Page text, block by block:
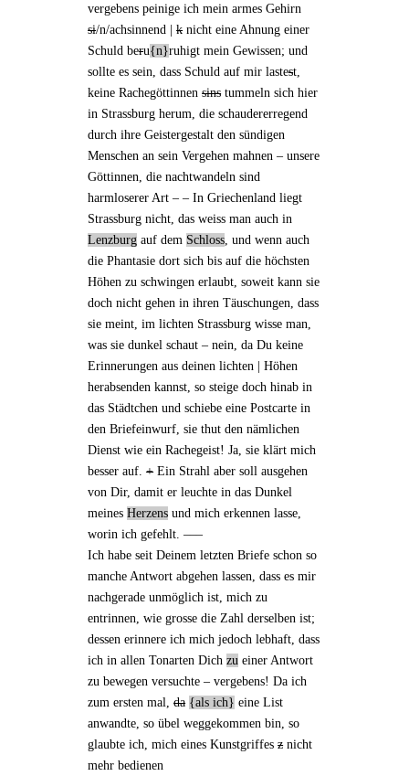
vergebens peinige ich mein armes Gehirn
si/n/achsinnend |knicht eine Ahnung einer
Schuld beru n ruhigt mein Gewissen; und
sollte es sein, dass Schuld auf mir lastest,
keineRachegöttinnen sinstummeln sich hier
in Strassburg herum, die schaudererregend
durch ihre Geistergestalt den sündigen
Menschen an sein Vergehen mahnen – unsere
Göttinnen, die nachtwandeln sind
harmloserer Art – – In Griechenland liegt
Strassburg nicht, das weiss man auch in
Lenzburg auf dem Schloss , und wenn auch
die Phantasie dort sich bis auf die höchsten
Höhen zu schwingen erlaubt, soweit kann sie
doch nicht gehen in ihren Täuschungen, dass
sie meint, im lichten Strassburg wisse man,
was sie dunkel schaut – nein, da Du keine
Erinnerungen ausdeinen lichten | Höhen
herabsenden kannst, so steige doch hinab in
das Städtchen und schiebe eine Postcarte in
den Briefeinwurf, sie thut den nämlichen
Dienst wie ein Rachegeist! Ja, sie klärt mich
besser auf.+ Ein Strahl aber sollausgehen
von Dir, damit er leuchte in das Dunkel
meinesHerzens und micherkennen lasse,
worin ich gefehlt. –––
Ich habe seitDeinem letzten Briefe schonso
manche Antwort abgehen lassen, dass es mir
nachgerade unmöglich ist, mich zu
entrinnen, wie grosse die Zahl derselben ist;
dessen erinnere ich mich jedoch lebhaft, dass
ich in allen Tonarten Dichzu einer Antwort
zu bewegen versuchte – vergebens! Da ich
zum ersten mal,da als ich
eine List
anwandte , so übel weggekommen bin, so
glaubte ich, mich eines Kunstgriffesznicht
mehr bedienen